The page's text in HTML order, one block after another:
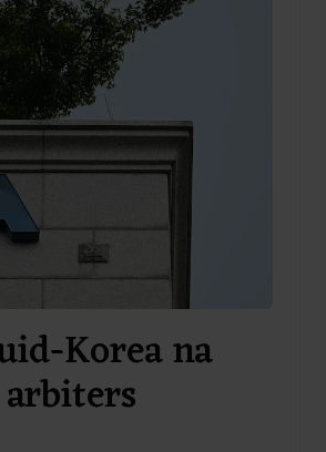
Korea na